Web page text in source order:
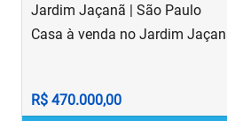
Jardim Jaçanã | São Paulo
Casa à venda no Jardim
R$ 470.000,00